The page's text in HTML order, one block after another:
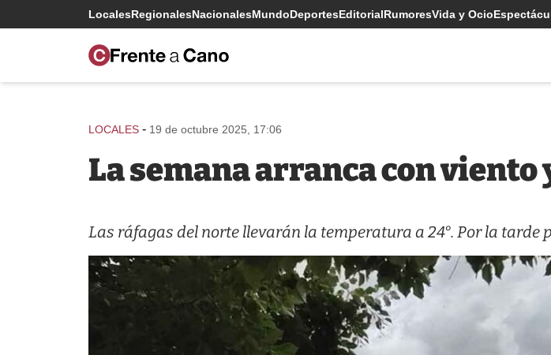
LocalesRegionalesNacionalesMundoDeportesEditorialRumoresVida y Ocio
LOCALES - 19 de octubre 2025, 17:06
La semana arranca con
Las ráfagas del norte llevarán la temperatura a 24°. Por la tarde